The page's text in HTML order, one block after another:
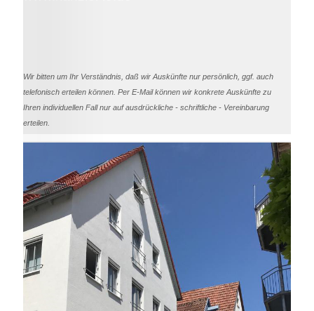
Wir bitten um Ihr Verständnis, daß wir Auskünfte nur persönlich, ggf. auch
telefonisch erteilen können. Per E-Mail können wir konkrete Auskünfte zu
Ihren individuellen Fall nur auf ausdrückliche - schriftliche - Vereinbarung
erteilen.